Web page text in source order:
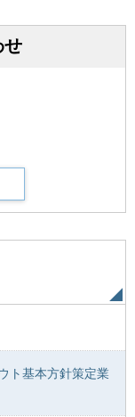
せ
ト基本方針策定業